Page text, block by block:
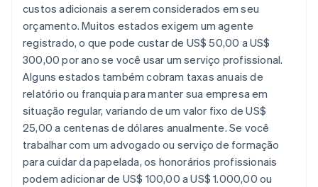
custos adicionais a serem considerados em seu
orçamento. Muitos estados exigem um agente
registrado, o que pode custar de US$ 50,00 a US$
300,00 por ano se você usar um serviço profissional.
Alguns estados também cobram taxas anuais de
relatório ou franquia para manter sua empresa em
situação regular, variando de um valor fixo de US$
25,00 a centenas de dólares anualmente. Se você
trabalhar com um advogado ou serviço de formação
para cuidar da papelada, os honorários profissionais
podem adicionar de US$ 100,00 a US$ 1.000,00 ou